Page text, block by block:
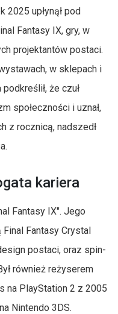
2025 upłynął pod
Fantasy IX, gry, w
projektantów postaci.
w sklepach i
że czuł
społeczności i uznał,
z rocznicą, nadszedł
kariera
Fantasy IX". Jego
Fantasy Crystal
postaci, oraz spin-
również reżyserem
na PlayStation 2 z 2005
Nintendo 3DS.